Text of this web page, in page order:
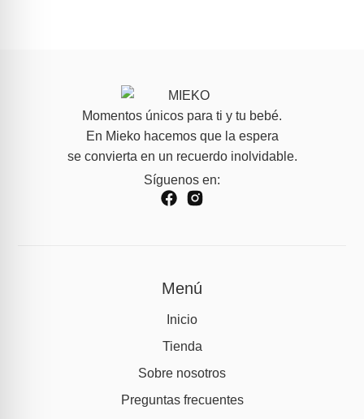
Momentos únicos para ti y tu bebé.
En Mieko hacemos que la espera
se convierta en un recuerdo inolvidable.
Síguenos en:
Menú
Inicio
Tienda
Sobre nosotros
Preguntas frecuentes